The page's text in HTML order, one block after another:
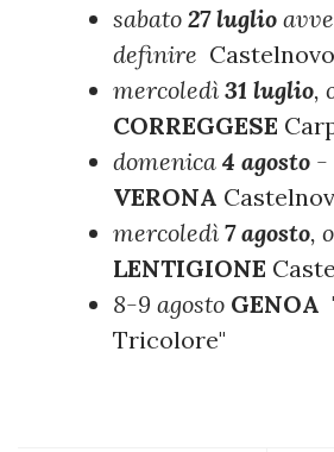
sabato 27 luglio
definire
mercoledì 31 luglio,
CORREGGESE
domenica 4 agosto -
VERONA
mercoledì 7 agosto,
LENTIGIONE
8-9 agosto GENOA
Tricolore"